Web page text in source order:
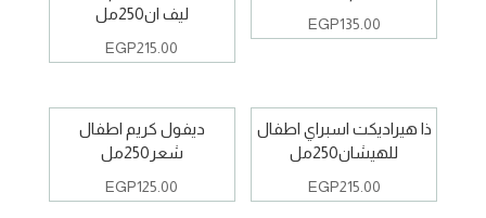
EGP135.00
ليف ان250مل
EGP215.00
ذا هيراديكت اسبراي اطفال
للهيشان250مل
EGP215.00
ديفول كريم اطفال
شعر250مل
EGP125.00